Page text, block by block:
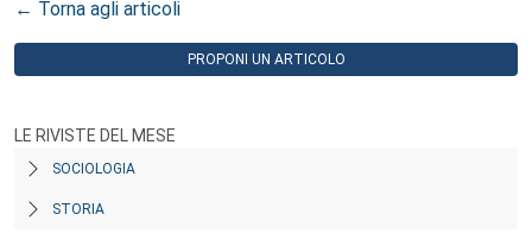
← Torna agli articoli
PROPONI UN ARTICOLO
LE RIVISTE DEL MESE
SOCIOLOGIA
STORIA